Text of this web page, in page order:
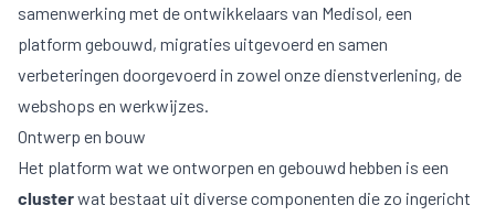
samenwerking met de ontwikkelaars van Medisol, een
platform gebouwd, migraties uitgevoerd en samen
verbeteringen doorgevoerd in zowel onze dienstverlening, de
webshops en werkwijzes.
Ontwerp en bouw
Het platform wat we ontworpen en gebouwd hebben is een
clusterwat bestaat uit diverse componenten die zo ingericht